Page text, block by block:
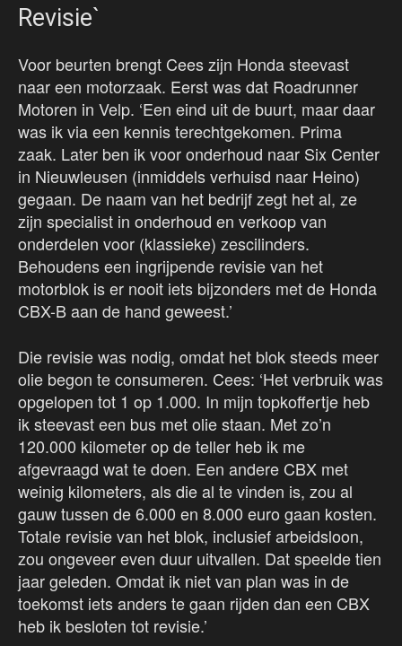
Revisie`
Voor beurten brengt Cees zijn Honda steevast
naar een motorzaak. Eerst was dat Roadrunner
Motoren in Velp. ‘Een eind uit de buurt, maar daar
was ik via een kennis terechtgekomen. Prima
zaak. Later ben ik voor onderhoud naar Six Center
in Nieuwleusen (inmiddels verhuisd naar Heino)
gegaan. De naam van het bedrijf zegt het al, ze
zijn specialist in onderhoud en verkoop van
onderdelen voor (klassieke) zescilinders.
Behoudens een ingrijpende revisie van het
motorblok is er nooit iets bijzonders met de Honda
CBX-B aan de hand geweest.’
Die revisie was nodig, omdat het blok steeds meer
olie begon te consumeren. Cees: ‘Het verbruik was
opgelopen tot 1 op 1.000. In mijn topkoffertje heb
ik steevast een bus met olie staan. Met zo’n
120.000 kilometer op de teller heb ik me
afgevraagd wat te doen. Een andere CBX met
weinig kilometers, als die al te vinden is, zou al
gauw tussen de 6.000 en 8.000 euro gaan kosten.
Totale revisie van het blok, inclusief arbeidsloon,
zou ongeveer even duur uitvallen. Dat speelde tien
jaar geleden. Omdat ik niet van plan was in de
toekomst iets anders te gaan rijden dan een CBX
heb ik besloten tot revisie.’